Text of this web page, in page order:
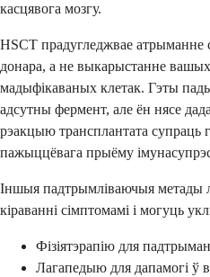
касцявога мозгу.
HSCT прадугледжвае атрыманне
донара, а не выкарыстанне
мадыфікаваных клетак. Гэты
адсутны фермент, але ён нясе
рэакцыю трансплантата супраць
пажыццёвага прыёму
Іншыя падтрымліваючыя метады
кіраванні сімптомамі і могуць
Фізіятэрапію для
Лагапедыю для дапамогі ў